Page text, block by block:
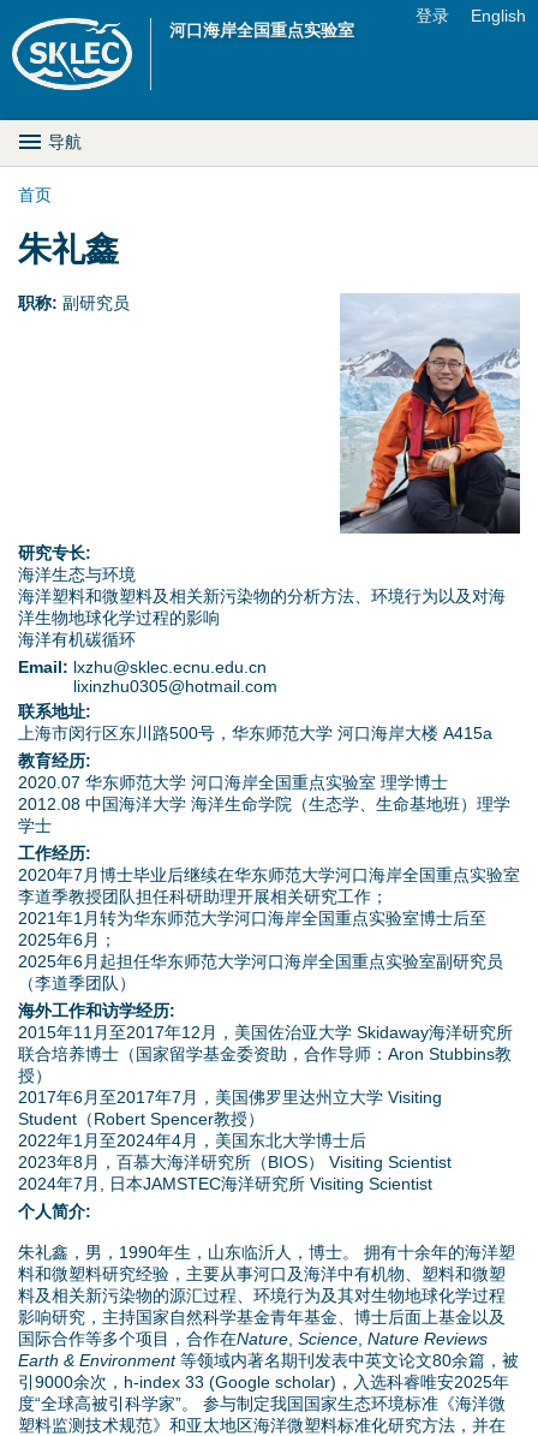
河口海岸全国重点实验室
n
u
登录 English
M
a
n
d
o
w
n
M
e
n
u
导航
你
首页
朱礼鑫
职称: 副研究员
研究专长:
海洋生态与环境
海洋塑料和微塑料及相关新污染物的分析方法、环境行为以及对海
洋生物地球化学过程的影响
海洋有机碳循环
Email: lxzhu@sklec.ecnu.edu.cn
lixinzhu0305@hotmail.com
联系地址:
上海市闵行区东川路500号，华东师范大学 河口海岸大楼 A415a
教育经历:
2020.07 华东师范大学 河口海岸全国重点实验室 理学博士
2012.08 中国海洋大学 海洋生命学院（生态学、生命基地班）理学
学士
工作经历:
2020年7月博士毕业后继续在华东师范大学河口海岸全国重点实验室
李道季教授团队担任科研助理开展相关研究工作；
2021年1月转为华东师范大学河口海岸全国重点实验室博士后至
2025年6月；
2025年6月起担任华东师范大学河口海岸全国重点实验室副研究员
（李道季团队）
海外工作和访学经历:
2015年11月至2017年12月，美国佐治亚大学 Skidaway海洋研究所
联合培养博士（国家留学基金委资助，合作导师：Aron Stubbins教
授）
2017年6月至2017年7月，美国佛罗里达州立大学 Visiting
Student（Robert Spencer教授）
2022年1月至2024年4月，美国东北大学博士后
2023年8月，百慕大海洋研究所（BIOS） Visiting Scientist
2024年7月, 日本JAMSTEC海洋研究所 Visiting Scientist
个人简介:
朱礼鑫，男，1990年生，山东临沂人，博士。 拥有十余年的海洋塑
料和微塑料研究经验，主要从事河口及海洋中有机物、塑料和微塑
料及相关新污染物的源汇过程、环境行为及其对生物地球化学过程
影响研究，主持国家自然科学基金青年基金、博士后面上基金以及
国际合作等多个项目，合作在Nature Science Nature Reviews
Earth & Environment等领域内著名期刊发表中英文论文80余篇，被
引9000余次，h-index 33 (Google scholar)，入选科睿唯安2025年
度“全球高被引科学家”。 参与制定我国国家生态环境标准《海洋微
塑料监测技术规范》和亚太地区海洋微塑料标准化研究方法，并在